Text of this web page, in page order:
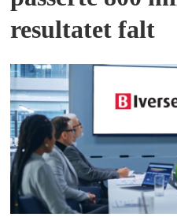
resultatet falt